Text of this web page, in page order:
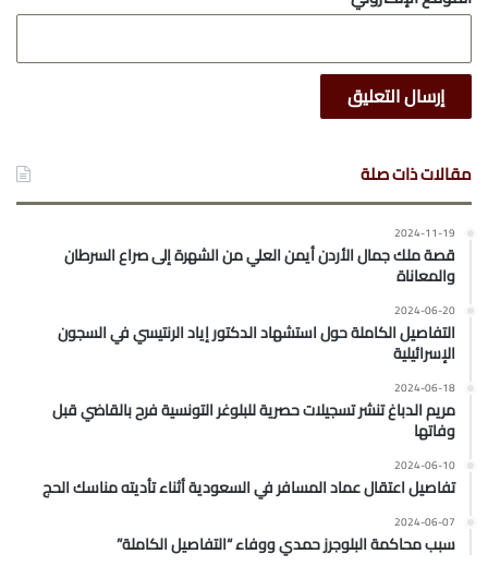
مقالات ذات صلة
2024-11-19
قصة ملك جمال الأردن أيمن العلي من الشهرة إلى صراع السرطان
والمعاناة
2024-06-20
التفاصيل الكاملة حول استشهاد الدكتور إياد الرنتيسي في السجون
الإسرائيلية
2024-06-18
مريم الدباغ تنشر تسجيلات حصرية للبلوغر التونسية فرح بالقاضي قبل
وفاتها
2024-06-10
تفاصيل اعتقال عماد المسافر في السعودية أثناء تأديته مناسك الحج
2024-06-07
سبب محاكمة البلوجرز حمدي ووفاء “التفاصيل الكاملة”